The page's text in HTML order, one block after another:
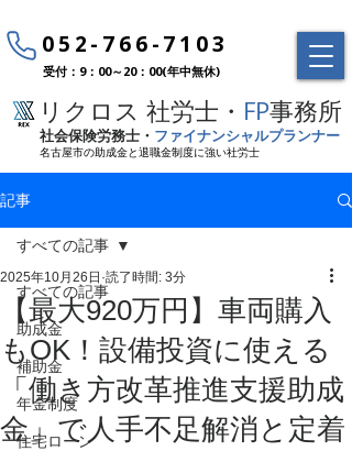
052-766-7103
受付：9：00～20：00(年中無休)
リクロス 社労士・ FP事務所
社会保険労務士・ ファイナンシャルプランナー
名古屋市の助成金と退職金制度に強い社労士
記事
すべての記事
助成金
補助金
年金制度
住宅ローン
すべての記事
【最大920万円】車両購入
もOK！設備投資に使える
「働き方改革推進支援助成
金」で人手不足解消と定着
2025年10月26日 読了時間: 3分